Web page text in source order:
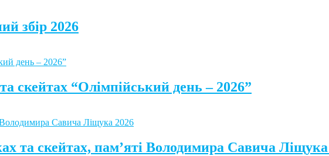
збір 2026
скейтах “Олімпійський день – 2026”
та скейтах, пам’яті Володимира Савича